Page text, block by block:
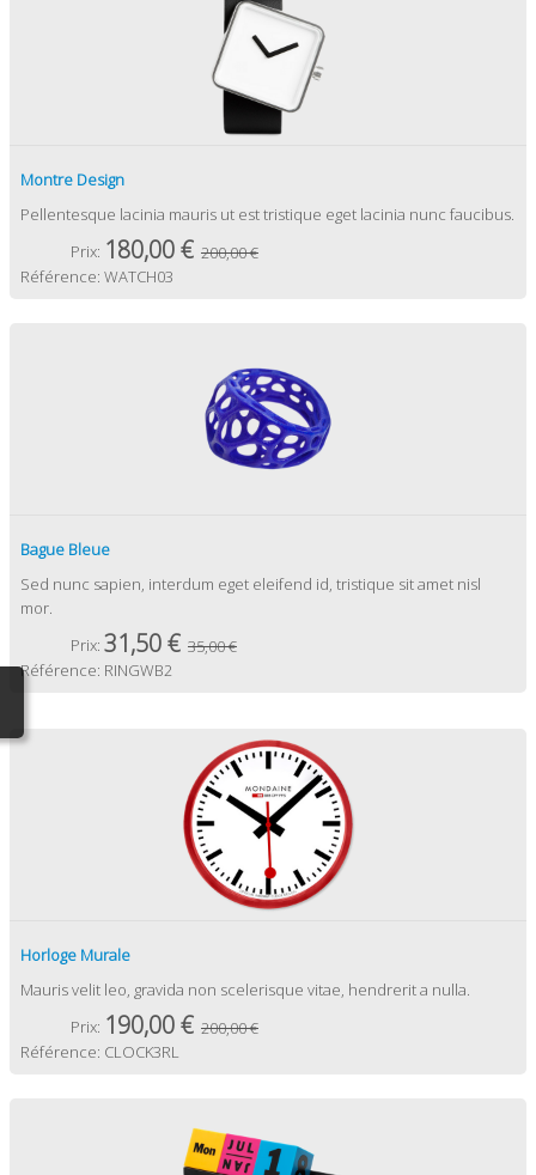
Montre Design
Pellentesque lacinia mauris ut est tristique eget lacinia nunc faucibus.
Prix: 180,00 € 200,00 €
Référence: WATCH03
Bague Bleue
Sed nunc sapien, interdum eget eleifend id, tristique sit amet nisl
mor.
Prix: 31,50 € 35,00 €
Référence: RINGWB2
Horloge Murale
Mauris velit leo, gravida non scelerisque vitae, hendrerit a nulla.
Prix: 190,00 € 200,00 €
Référence: CLOCK3RL